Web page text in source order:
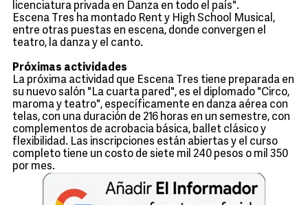
licenciatura privada en Danza en todo el país".
Escena Tres ha montado Rent y High School Musical,
entre otras puestas en escena, donde convergen el
teatro, la danza y el canto.
Próximas actividades
La próxima actividad que Escena Tres tiene preparada en
su nuevo salón "La cuarta pared", es el diplomado "Circo,
maroma y teatro", específicamente en danza aérea con
telas, con una duración de 216 horas en un semestre, con
complementos de acrobacia básica, ballet clásico y
flexibilidad. Las inscripciones están abiertas y el curso
completo tiene un costo de siete mil 240 pesos o mil 350
por mes.